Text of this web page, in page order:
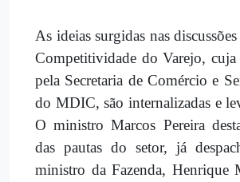
As ideias surgidas nas
Competitividade do Varejo, cuja
pela Secretaria de Comércio e
do MDIC, são internalizadas e
O ministro Marcos Pereira
das pautas do setor, já
ministro da Fazenda, Henrique